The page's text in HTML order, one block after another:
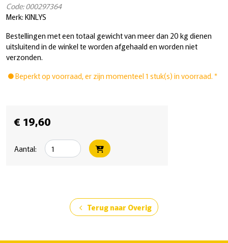
Code: 000297364
Merk: KINLYS
Bestellingen met een totaal gewicht van meer dan 20 kg dienen
uitsluitend in de winkel te worden afgehaald en worden niet
verzonden.
Beperkt op voorraad, er zijn momenteel 1 stuk(s) in voorraad. *
€ 19,60
Aantal:
chevron_left Terug naar Overig